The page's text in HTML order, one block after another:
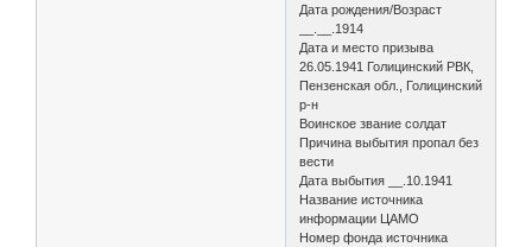
Дата рождения/Возраст
__.__.1914
Дата и место призыва
26.05.1941 Голицинский РВК,
Пензенская обл., Голицинский
р-н
Воинское звание солдат
Причина выбытия пропал без
вести
Дата выбытия __.10.1941
Название источника
информации ЦАМО
Номер фонда источника